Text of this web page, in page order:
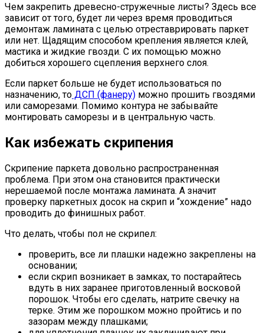
Чем закрепить древесно-стружечные листы? Здесь все
зависит от того, будет ли через время проводиться
демонтаж ламината с целью отреставрировать паркет
или нет. Щадящим способом крепления является клей,
мастика и жидкие гвозди. С их помощью можно
добиться хорошего сцепления верхнего слоя.
Если паркет больше не будет использоваться по
назначению, то ДСП (фанеру) можно прошить гвоздями
или саморезами. Помимо контура не забывайте
монтировать саморезы и в центральную часть.
Как избежать скрипения
Скрипение паркета довольно распространенная
проблема. При этом она становится практически
нерешаемой после монтажа ламината. А значит
проверку паркетных досок на скрип и “хождение” надо
проводить до финишных работ.
Что делать, чтобы пол не скрипел:
проверить, все ли плашки надежно закреплены на
основании;
если скрип возникает в замках, то постарайтесь
вдуть в них заранее приготовленный восковой
порошок. Чтобы его сделать, натрите свечку на
терке. Этим же порошком можно пройтись и по
зазорам между плашками;